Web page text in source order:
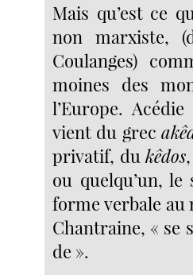
Mais qu’est ce
non marxiste,
Coulanges)
moines des
l’Europe.
vient du grec
privatif, dukêdos
ou quelqu’un,
forme verbale
Chantraine, « se
de ».